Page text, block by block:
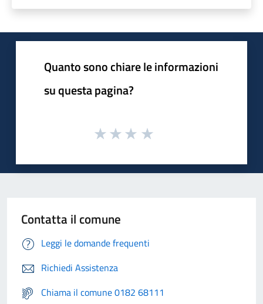
Quanto sono chiare le informazioni
su questa pagina?
Contatta il comune
Leggi le domande frequenti
Richiedi Assistenza
Chiama il comune 0182 68111